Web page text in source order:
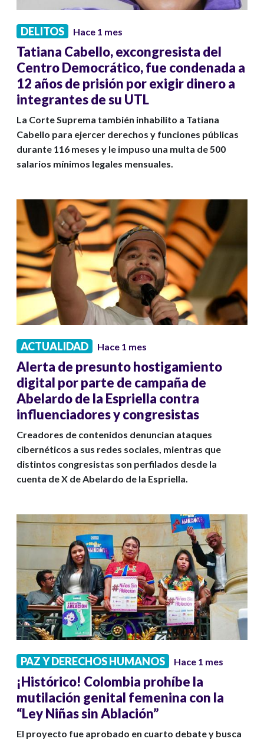
DELITOS Hace 1 mes
Tatiana Cabello, excongresista del
Centro Democrático, fue condenada a
12 años de prisión por exigir dinero a
integrantes de su UTL
La Corte Suprema también inhabilito a Tatiana
Cabello para ejercer derechos y funciones públicas
durante 116 meses y le impuso una multa de 500
salarios mínimos legales mensuales.
ACTUALIDAD Hace 1 mes
Alerta de presunto hostigamiento
digital por parte de campaña de
Abelardo de la Espriella contra
influenciadores y congresistas
Creadores de contenidos denuncian ataques
cibernéticos a sus redes sociales, mientras que
distintos congresistas son perfilados desde la
cuenta de X de Abelardo de la Espriella.
PAZ Y DERECHOS HUMANOS Hace 1 mes
¡Histórico! Colombia prohíbe la
mutilación genital femenina con la
“Ley Niñas sin Ablación”
El proyecto fue aprobado en cuarto debate y busca